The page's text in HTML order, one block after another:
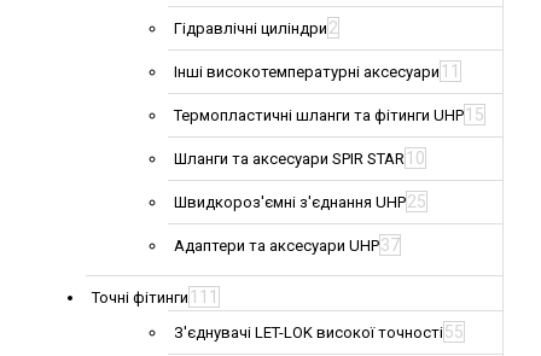
Гідравлічні циліндри 2
Інші високотемпературні аксесуари 11
Термопластичні шланги та фітинги UHP 15
Шланги та аксесуари SPIR STAR 10
Швидкороз'ємні з'єднання UHP25
Адаптери та аксесуари UHP37
Точні фітинги 111
З'єднувачі LET-LOK високої точності55